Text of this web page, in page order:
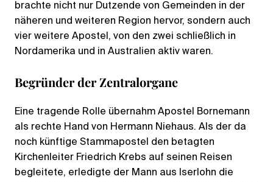
brachte nicht nur Dutzende von Gemeinden in der
näheren und weiteren Region hervor, sondern auch
vier weitere Apostel, von den zwei schließlich in
Nordamerika und in Australien aktiv waren.
Begründer der Zentralorgane
Eine tragende Rolle übernahm Apostel Bornemann
als rechte Hand von Hermann Niehaus. Als der da
noch künftige Stammapostel den betagten
Kirchenleiter Friedrich Krebs auf seinen Reisen
begleitete, erledigte der Mann aus Iserlohn die